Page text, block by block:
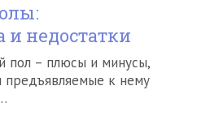
недостатки
пол – плюсы и минусы,
предъявляемые к нему